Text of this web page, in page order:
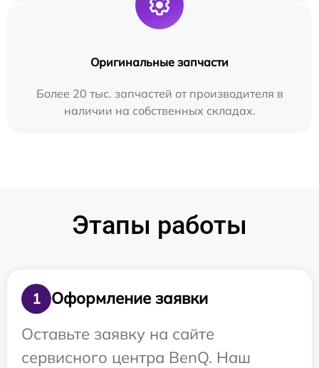
Оригинальные запчасти
Более 20 тыс. запчастей от производителя в
наличии на собственных складах.
Этапы работы
1
Оформление заявки
Оставьте заявку на сайте
сервисного центра BenQ. Наш